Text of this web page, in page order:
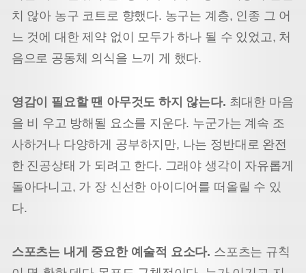
치 않아 농구 코트로 향했다. 농구는 계층, 인종 그 어
느 것에 대한 제약 없이 모두가 하나 될 수 있었고, 처
음으로 공동체 의식을 느끼 게 했다.
영감이 필요할 땐 아무것도 하지 않는다. 최대한 마음
을 비 우고 방해될 요소를 지운다. 누군가는 계속 조
사하거나 다양하게 공부하지만, 나는 정반대로 완전
한 진공상태 가 되려고 한다. 그래야 생각이 자유롭게
돌아다니고, 가 장 신선한 아이디어를 떠올릴 수 있
다.
스포츠는 내게 중요한 예술적 요소다. 스포츠는 규칙